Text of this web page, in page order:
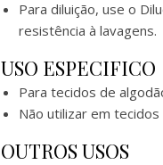
Para diluição, use o
resistência à lavagens.
USO ESPECIFICO
Para tecidos de
Não utilizar em
OUTROS USOS